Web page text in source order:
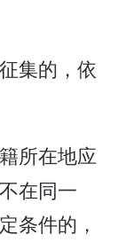
集的，依
所在地应
在同一
条件的，